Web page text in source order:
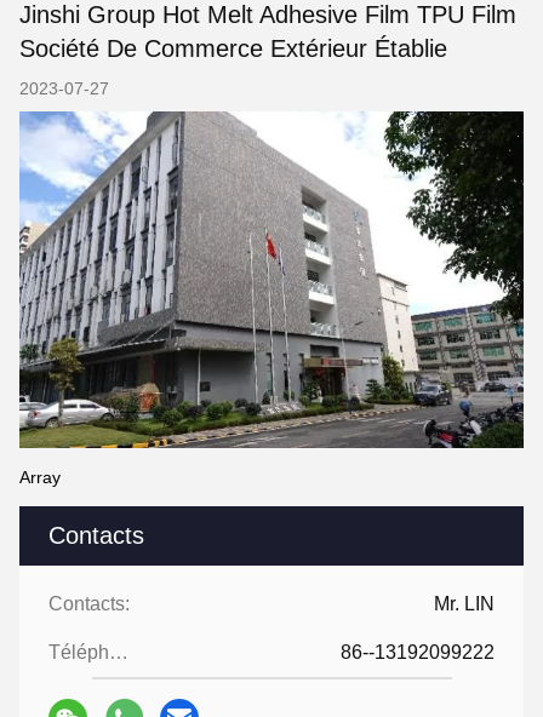
Contacts
Contacts: Mr. LIN
Téléphone: 86--13192099222
Jinshi Group Hot Melt Adhesive Film TPU Film
Société De Commerce Extérieur Établie
2023-07-27
Array